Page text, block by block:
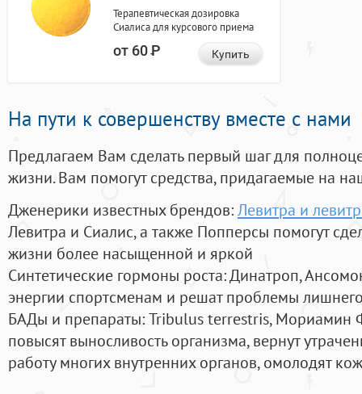
Терапевтическая дозировка
Сиалиса для курсового приема
от 60Р Купить
На пути к совершенству вместе с нами
Предлагаем Вам сделать первый шаг для
жизни. Вам помогут средства, придагаемые на
Дженерики известных брендов:Левитра и
Левитра и Сиалис, а также Попперсы помогут
жизни более насыщенной и яркой
Синтетические гормоны роста: Динатроп,
энергии спортсменам и решат проблемы
БАДы и препараты:Tribulus terrestris, Мориамин
повысят выносливость организма, вернут
работу многих внутренних органов, омолодят